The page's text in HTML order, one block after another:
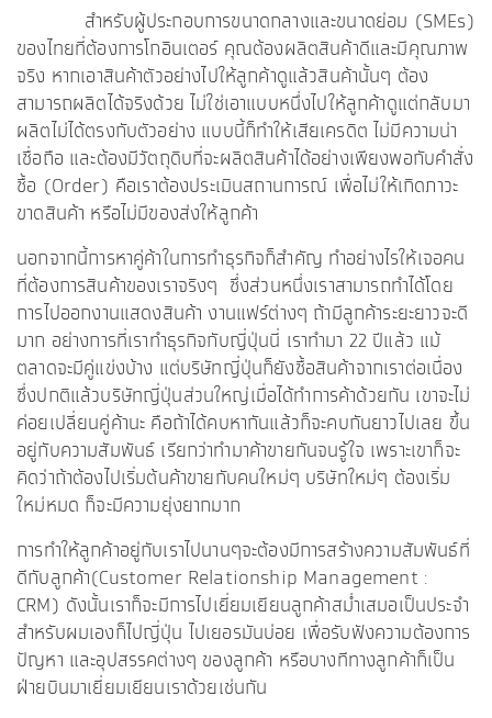
สำหรับผู้ประกอบการขนาดกลางและขนาดย่อม (SMEs)
ของไทยที่ต้องการโกอินเตอร์ คุณต้องผลิตสินค้าดีและมีคุณภาพ
จริง หากเอาสินค้าตัวอย่างไปให้ลูกค้าดูแล้วสินค้านั้นๆ ต้อง
สามารถผลิตได้จริงด้วย ไม่ใช่เอาแบบหนึ่งไปให้ลูกค้าดูแต่กลับมา
ผลิตไม่ได้ตรงกับตัวอย่าง แบบนี้ก็ทำให้เสียเครดิต ไม่มีความน่า
เชื่อถือ และต้องมีวัตถุดิบที่จะผลิตสินค้าได้อย่างเพียงพอกับคำสั่ง
ซื้อ (Order) คือเราต้องประเมินสถานการณ์ เพื่อไม่ให้เกิดภาวะ
ขาดสินค้า หรือไม่มีของส่งให้ลูกค้า
นอกจากนี้การหาคู่ค้าในการทำธุรกิจก็สำคัญ ทำอย่างไรให้เจอคน
ที่ต้องการสินค้าของเราจริงๆ ซึ่งส่วนหนึ่งเราสามารถทำได้โดย
การไปออกงานแสดงสินค้า งานแฟร์ต่างๆ ถ้ามีลูกค้าระยะยาวจะดี
มาก อย่างการที่เราทำธุรกิจกับญี่ปุ่นนี่ เราทำมา 22 ปีแล้ว แม้
ตลาดจะมีคู่แข่งบ้าง แต่บริษัทญี่ปุ่นก็ยังซื้อสินค้าจากเราต่อเนื่อง
ซึ่งปกติแล้วบริษัทญี่ปุ่นส่วนใหญ่เมื่อได้ทำการค้าด้วยกัน เขาจะไม่
ค่อยเปลี่ยนคู่ค้านะ คือถ้าได้คบหากันแล้วก็จะคบกันยาวไปเลย ขึ้น
อยู่กับความสัมพันธ์ เรียกว่าทำมาค้าขายกันจนรู้ใจ เพราะเขาก็จะ
คิดว่าถ้าต้องไปเริ่มต้นค้าขายกับคนใหม่ๆ บริษัทใหม่ๆ ต้องเริ่ม
ใหม่หมด ก็จะมีความยุ่งยากมาก
การทำให้ลูกค้าอยู่กับเราไปนานๆจะต้องมีการสร้างความสัมพันธ์ที่
ดีกับลูกค้า(Customer Relationship Management :
CRM) ดังนั้นเราก็จะมีการไปเยี่ยมเยียนลูกค้าสม่ำเสมอเป็นประจำ
สำหรับผมเองก็ไปญี่ปุ่น ไปเยอรมันบ่อย เพื่อรับฟังความต้องการ
ปัญหา และอุปสรรคต่างๆ ของลูกค้า หรือบางทีทางลูกค้าก็เป็น
ฝ่ายบินมาเยี่ยมเยียนเราด้วยเช่นกัน